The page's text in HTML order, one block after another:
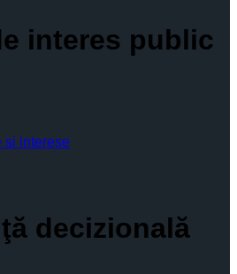
interes public
si interese
decizională